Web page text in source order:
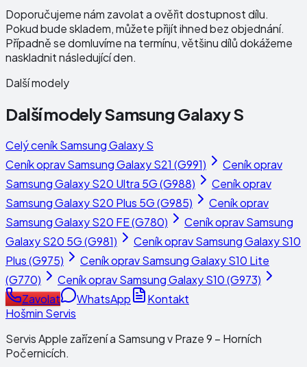
Doporučujeme nám zavolat a ověřit dostupnost dílu.
Pokud bude skladem, můžete přijít ihned bez objednání.
Případně se domluvíme na termínu, většinu dílů dokážeme
naskladnit následující den.
Další modely
Další modelySamsung Galaxy S
Celý ceníkSamsung Galaxy S
Ceník opravSamsung Galaxy S21 (G991)
Ceník oprav
Samsung Galaxy S20 Ultra 5G (G988)
Ceník oprav
Samsung Galaxy S20 Plus 5G (G985)
Ceník oprav
Samsung Galaxy S20 FE (G780)
Ceník opravSamsung
Galaxy S20 5G (G981)
Ceník opravSamsung Galaxy S10
Plus (G975)
Ceník opravSamsung Galaxy S10 Lite
(G770)
Ceník opravSamsung Galaxy S10 (G973)
Zavolat
WhatsApp
Kontakt
Hošmin Servis
Servis Apple zařízení a Samsung v Praze 9 – Horních
Počernicích.